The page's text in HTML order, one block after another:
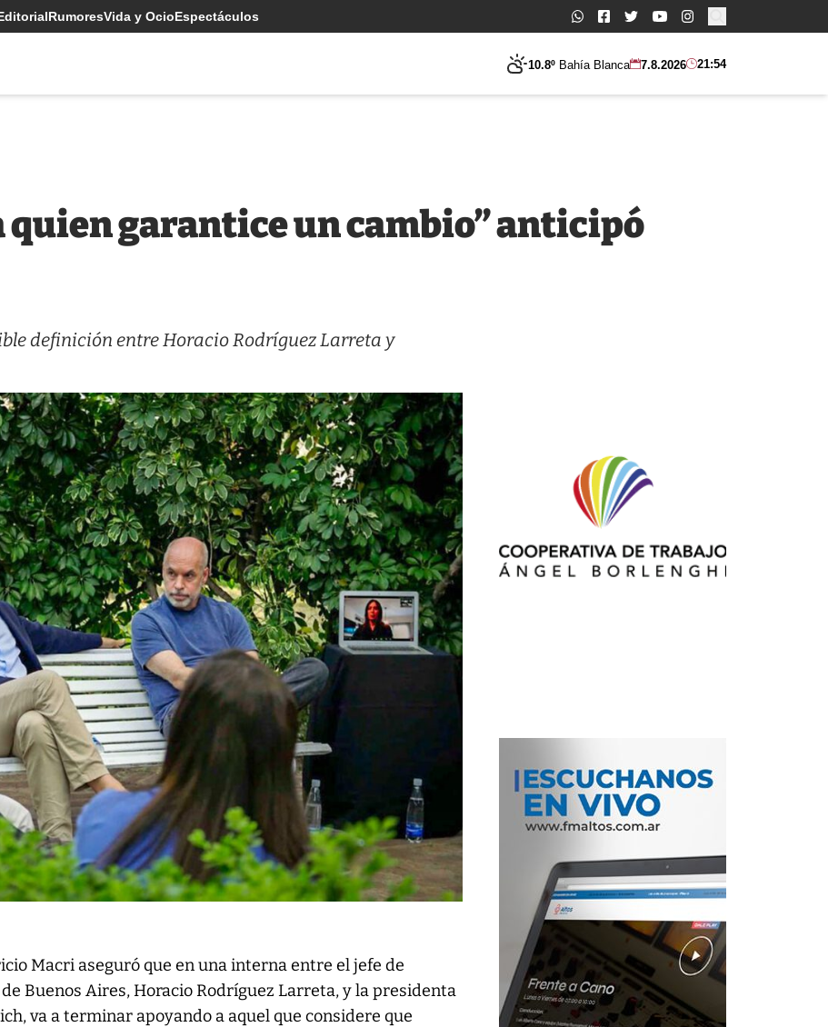
RumoresVida y OcioEspectáculos Buscar:
10.8º Bahía Blanca 7.8.2026 21:54
quien garantice un cambio” anticipó
definición entre Horacio Rodríguez Larreta y
Macri aseguró que en una interna entre el jefe de
Buenos Aires, Horacio Rodríguez Larreta, y la presidenta
va a terminar apoyando a aquel que considere que